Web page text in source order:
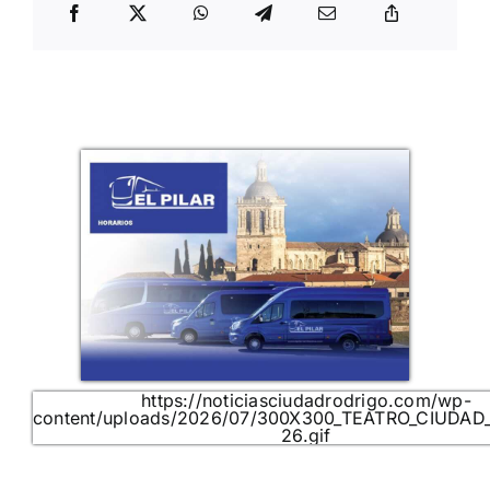
https://noticiasciudadrodrigo.com/wp-
content/uploads/2026/07/
26.gif